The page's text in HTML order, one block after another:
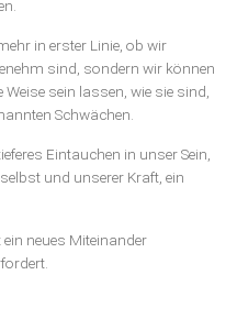
in erster Linie, ob wir
sind, sondern wir können
sein lassen, wie sie sind,
Schwächen.
Eintauchen in unser Sein,
und unserer Kraft, ein
neues Miteinander